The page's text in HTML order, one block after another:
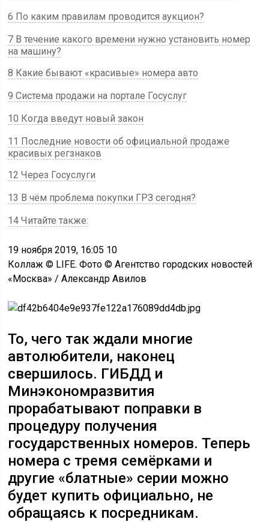
6 По каким правилам проводится аукцион?
7 В течение какого времени нужно установить номер
на машину?
8 Какие бывают «красивые» номера авто
9 Система продажи на портале Госуслуг
10 Когда введут новый закон
11 Последние новости об официальной продаже
красивых регзнаков
12 Через Госуслуги
13 В чём проблема покупки ГРЗ сегодня?
14 Читайте также:
19 ноября 2019, 16:05 10
Коллаж © LIFE. Фото © Агентство городских новостей
«Москва» / Александр Авилов
То, чего так ждали многие
автолюбители, наконец
свершилось. ГИБДД и
Минэкономразвития
прорабатывают поправки в
процедуру получения
государственных номеров. Теперь
номера с тремя семёрками и
другие «блатные» серии можно
будет купить официально, не
обращаясь к посредникам.